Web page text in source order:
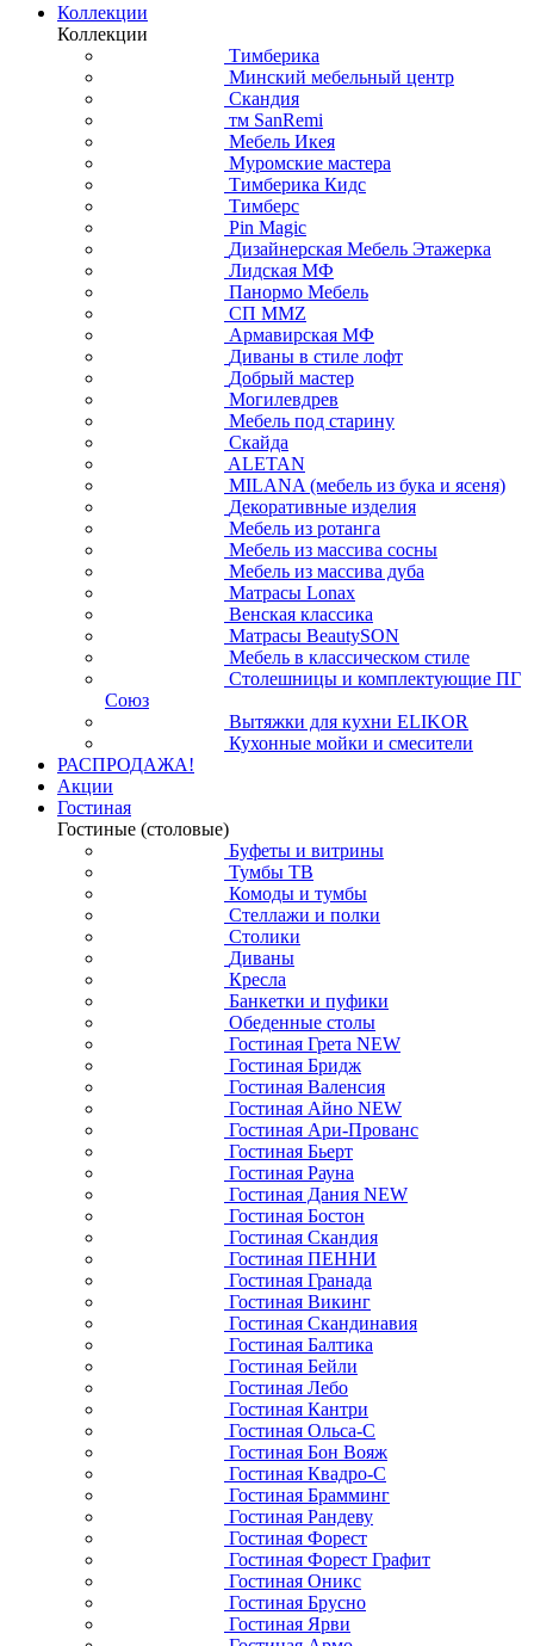
Коллекции
Коллекции
Тимберика
Минский мебельный центр
Скандия
тм SanRemi
Мебель Икея
Муромские мастера
Тимберика Кидс
Тимберс
Pin Magic
Дизайнерская Мебель Этажерка
Лидская МФ
Панормо Мебель
СП ММZ
Армавирская МФ
Диваны в стиле лофт
Добрый мастер
Могилевдрев
Мебель под старину
Скайда
ALETAN
MILANA (мебель из бука и ясеня)
Декоративные изделия
Мебель из ротанга
Мебель из массива сосны
Мебель из массива дуба
Матрасы Lonax
Венская классика
Матрасы BeautySON
Мебель в классическом стиле
Столешницы и комплектующие ПГ
Союз
Вытяжки для кухни ELIKOR
Кухонные мойки и смесители
РАСПРОДАЖА!
Акции
Гостиная
Гостиные (столовые)
Буфеты и витрины
Тумбы ТВ
Комоды и тумбы
Стеллажи и полки
Столики
Диваны
Кресла
Банкетки и пуфики
Обеденные столы
Гостиная Грета NEW
Гостиная Бридж
Гостиная Валенсия
Гостиная Айно NEW
Гостиная Ари-Прованс
Гостиная Бьерт
Гостиная Рауна
Гостиная Дания NEW
Гостиная Бостон
Гостиная Скандия
Гостиная ПЕННИ
Гостиная Гранада
Гостиная Викинг
Гостиная Скандинавия
Гостиная Балтика
Гостиная Бейли
Гостиная Лебо
Гостиная Кантри
Гостиная Ольса-С
Гостиная Бон Вояж
Гостиная Квадро-С
Гостиная Брамминг
Гостиная Рандеву
Гостиная Форест
Гостиная Форест Графит
Гостиная Оникс
Гостиная Брусно
Гостиная Ярви